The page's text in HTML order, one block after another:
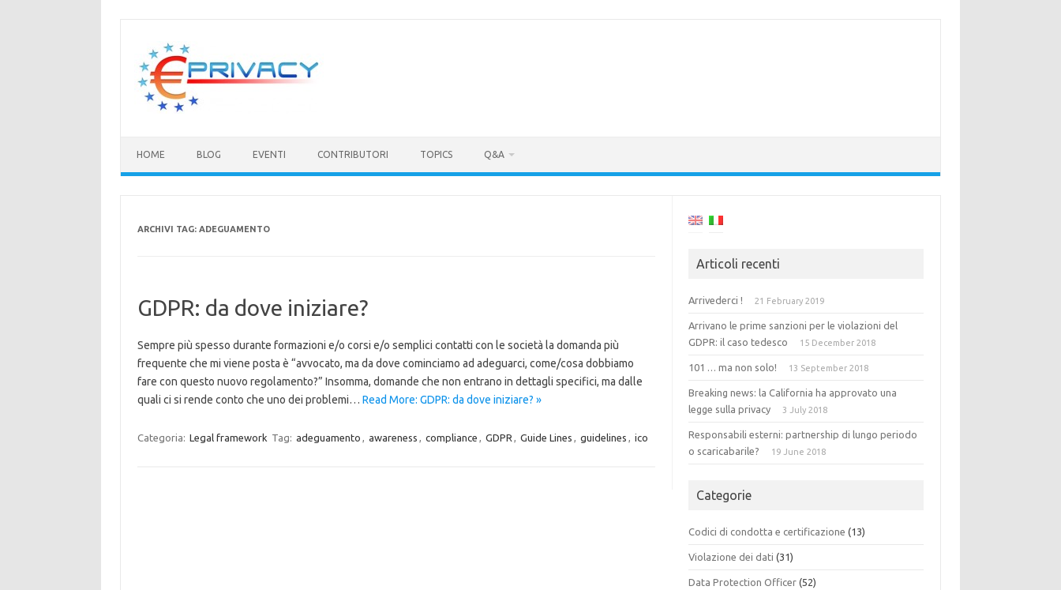
contenuto
HOME BLOG EVENTI CONTRIBUTORI TOPICS Q&A
ARCHIVI TAG: ADEGUAMENTO
GDPR: da dove iniziare?
Sempre più spesso durante formazioni e/o corsi e/o semplici contatti con le società la domanda più
frequente che mi viene posta è “avvocato, ma da dove cominciamo ad adeguarci, come/cosa dobbiamo
fare con questo nuovo regolamento?” Insomma, domande che non entrano in dettagli specifici, ma dalle
quali ci si rende conto che uno dei problemi… Read More: GDPR: da dove iniziare? »
Categoria: Legal framework Tag: adeguamento , awareness , compliance , GDPR , Guide Lines , guidelines , ico
Articoli recenti
Arrivederci ! 21 February 2019
Arrivano le prime sanzioni per le violazioni del
GDPR: il caso tedesco
15 December 2018
101 … ma non solo! 13 September 2018
Breaking news: la California ha approvato una
legge sulla privacy
3 July 2018
Responsabili esterni: partnership di lungo periodo
o scaricabarile?
19 June 2018
Categorie
Codici di condotta e certificazione (13)
Violazione dei dati (31)
Data Protection Officer (52)